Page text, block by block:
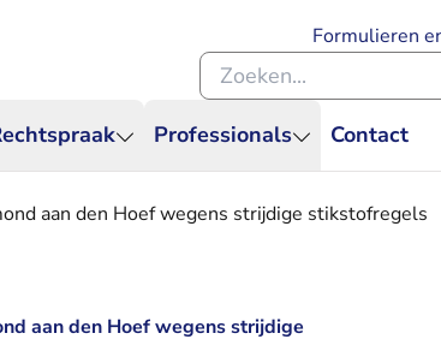
Professionals Contact
Formulieren
Zoeken binnen de
aan den Hoef wegens strijdige stikstofregels
aan den Hoef wegens strijdige